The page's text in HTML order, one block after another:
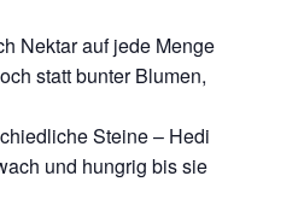
Nektar auf jede Menge
statt bunter Blumen,
Steine – Hedi
und hungrig bis sie